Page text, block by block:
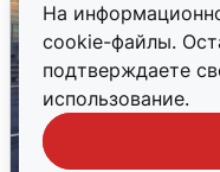
На
cookie-файлы.
подтверждаете
использование.